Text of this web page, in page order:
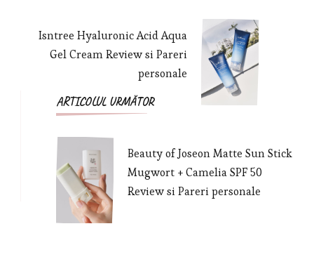
Isntree Hyaluronic Acid Aqua
Gel Cream Review si Pareri
personale
ARTICOLUL URMĂTOR
Beauty of Joseon Matte Sun Stick
Mugwort + Camelia SPF 50
Review si Pareri personale